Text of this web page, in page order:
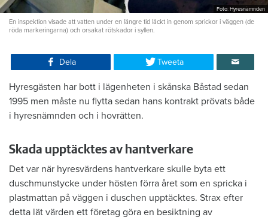
Foto: Hyresnämnden
En inspektion visade att vatten under en längre tid läckt in genom sprickor i väggen (de
röda markeringarna) och orsakat rötskador i syllen.
Dela Tweeta
Hyresgästen har bott i lägenheten i skånska Båstad sedan
1995 men måste nu flytta sedan hans kontrakt prövats både
i hyresnämnden och i hovrätten.
Skada upptäcktes av hantverkare
Det var när hyresvärdens hantverkare skulle byta ett
duschmunstycke under hösten förra året som en spricka i
plastmattan på väggen i duschen upptäcktes. Strax efter
detta lät värden ett företag göra en besiktning av